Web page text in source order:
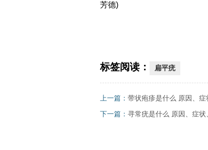
芳德)
标签阅读： 扁平疣
上一篇： 带状疱疹是什么 原因、症
下一篇： 寻常疣是什么 原因、症状